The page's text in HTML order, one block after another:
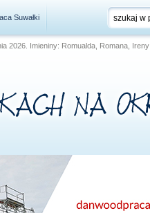
Suwałki
2026. Imieniny: Romualda, Romana, Ireny